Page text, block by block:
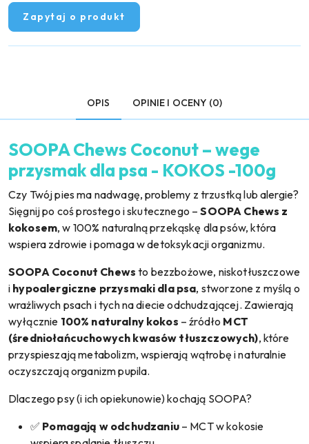
Zapytaj o produkt
OPIS OPINIE I OCENY (0)
SOOPA Chews Coconut – wege
przysmak dla psa - KOKOS -100g
Czy Twój pies ma nadwagę, problemy z trzustką lub alergie?
Sięgnij po coś prostego i skutecznego –SOOPA Chews z
kokosem, w 100% naturalną przekąskę dla psów, która
wspiera zdrowie i pomaga w detoksykacji organizmu.
SOOPA Coconut Chews to bezzbożowe, niskotłuszczowe
i hypoalergiczne przysmaki dla psa, stworzone z myślą o
wrażliwych psach i tych na diecie odchudzającej. Zawierają
wyłącznie 100% naturalny kokos – źródło MCT
(średniołańcuchowych kwasów tłuszczowych), które
przyspieszają metabolizm, wspierają wątrobę i naturalnie
oczyszczają organizm pupila.
Dlaczego psy (i ich opiekunowie) kochają SOOPA?
✅ Pomagają w odchudzaniu– MCT w kokosie